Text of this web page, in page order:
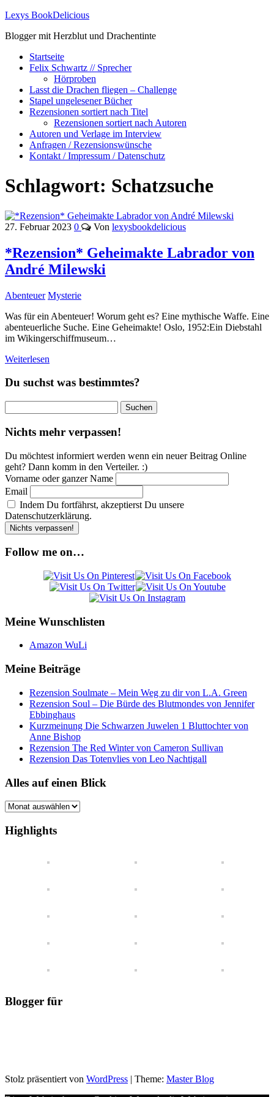
Lexys BookDelicious
Blogger mit Herzblut und Drachentinte
Startseite
Felix Schwartz // Sprecher
Hörproben
Lasst die Drachen fliegen – Challenge
Stapel ungelesener Bücher
Rezensionen sortiert nach Titel
Rezensionen sortiert nach Autoren
Autoren und Verlage im Interview
Anfragen / Rezensionswünsche
Kontakt / Impressum / Datenschutz
Schlagwort: Schatzsuche
27. Februar 2023 0 Von lexysbookdelicious
*Rezension* Geheimakte Labrador von
André Milewski
Abenteuer Mysterie
Was für ein Abenteuer! Worum geht es? Eine mythische Waffe. Eine
abenteuerliche Suche. Eine Geheimakte! Oslo, 1952:Ein Diebstahl
im Wikingerschiffmuseum…
Weiterlesen
Du suchst was bestimmtes?
nach:
Nichts mehr verpassen!
Du möchtest informiert werden wenn ein neuer Beitrag Online
geht? Dann komm in den Verteiler. :)
Vorname oder ganzer Name
Email
Indem Du fortfährst, akzeptierst Du unsere
Datenschutzerklärung.
Follow me on…
Meine Wunschlisten
Amazon WuLi
Meine Beiträge
Rezension Soulmate – Mein Weg zu dir von L.A. Green
Rezension Soul – Die Bürde des Blutmondes von Jennifer
Ebbinghaus
Kurzmeinung Die Schwarzen Juwelen 1 Bluttochter von
Anne Bishop
Rezension The Red Winter von Cameron Sullivan
Rezension Das Totenvlies von Leo Nachtigall
Alles auf einen Blick
Alles
einen
Blick
Highlights
Blogger für
Stolz präsentiert von WordPress | Theme: Master Blog